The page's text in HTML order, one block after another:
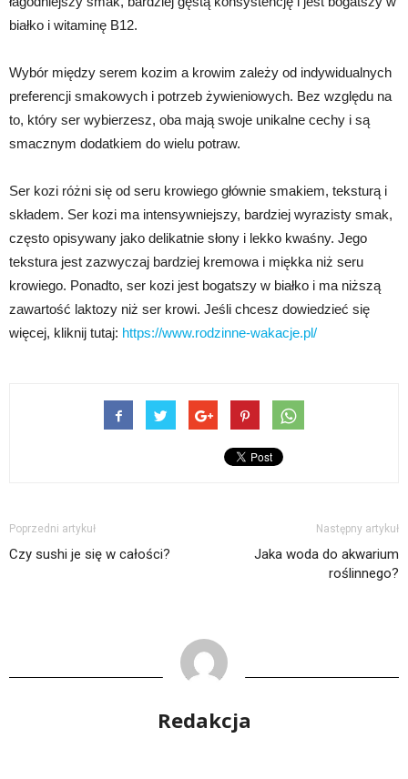
białko i witaminę B12.
Wybór między serem kozim a krowim zależy od indywidualnych
preferencji smakowych i potrzeb żywieniowych. Bez względu na
to, który ser wybierzesz, oba mają swoje unikalne cechy i są
smacznym dodatkiem do wielu potraw.
Ser kozi różni się od seru krowiego głównie smakiem, teksturą i
składem. Ser kozi ma intensywniejszy, bardziej wyrazisty smak,
często opisywany jako delikatnie słony i lekko kwaśny. Jego
tekstura jest zazwyczaj bardziej kremowa i miękka niż seru
krowiego. Ponadto, ser kozi jest bogatszy w białko i ma niższą
zawartość laktozy niż ser krowi. Jeśli chcesz dowiedzieć się
więcej, kliknij tutaj: https://www.rodzinne-wakacje.pl/
Poprzedni artykuł
Czy sushi je się w całości?
Następny artykuł
Jaka woda do akwarium
roślinnego?
Redakcja